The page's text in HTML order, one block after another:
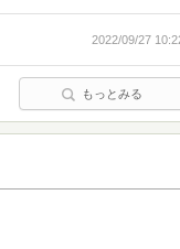
2022/09/27
もっとみる